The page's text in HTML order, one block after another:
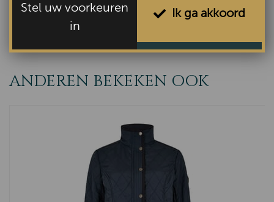
ANDEREN BEKEKEN OOK
Stel uw voorkeuren
in
Ik ga akkoord